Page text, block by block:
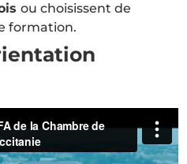
ou choisissent de
formation.